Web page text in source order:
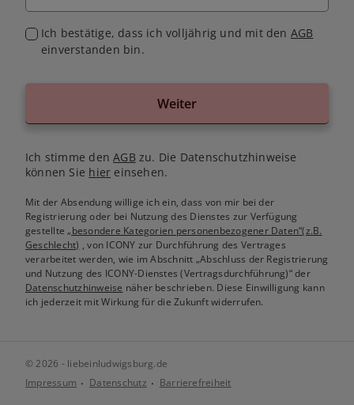
Ich bestätige, dass ich volljährig und mit den AGB
einverstanden bin.
Weiter
Ich stimme denAGB zu. Die Datenschutzhinweise
können Sie hier einsehen.
Mit der Absendung willige ich ein, dass von mir bei der
Registrierung oder bei Nutzung des Dienstes zur Verfügung
gestellte„besondere Kategorien personenbezogener Daten“(z.B.
Geschlecht) , von ICONY zur Durchführung des Vertrages
verarbeitet werden, wie im Abschnitt „Abschluss der Registrierung
und Nutzung des ICONY-Dienstes (Vertragsdurchführung)“ der
Datenschutzhinweise näher beschrieben. Diese Einwilligung kann
ich jederzeit mit Wirkung für die Zukunft widerrufen.
© 2026 - liebeinludwigsburg.de
Impressum
Datenschutz Barrierefreiheit